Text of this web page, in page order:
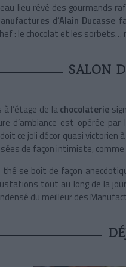
lieu rêvé des gourmands
d’Alain Ducasse
: le chocolat et les sorbets…
SALON
l’étage de lachocolaterie
d’ambiance est opérée
ce joli décor quasi victorien
de façon intimiste, comme
thé se boit de façon
tout au long de la
du meilleur des